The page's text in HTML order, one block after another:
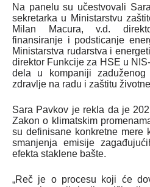
Na panelu su učestvovali
sekretarka u Ministarstvu
Milan Macura, v.d.
finansiranje i podsticanje
Ministarstva rudarstva i
direktor Funkcije za HSE u
dela u kompaniji
zdravlje na radu i zaštitu
Sara Pavkov je rekla da je
Zakon o klimatskim
su definisane konkretne mere
smanjenja emisije
efekta staklene bašte.
„Reč je o procesu koji će